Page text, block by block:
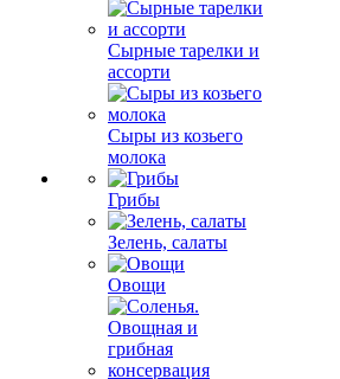
Сырные тарелки и
ассорти
Сыры из козьего
молока
Грибы
Зелень, салаты
Овощи